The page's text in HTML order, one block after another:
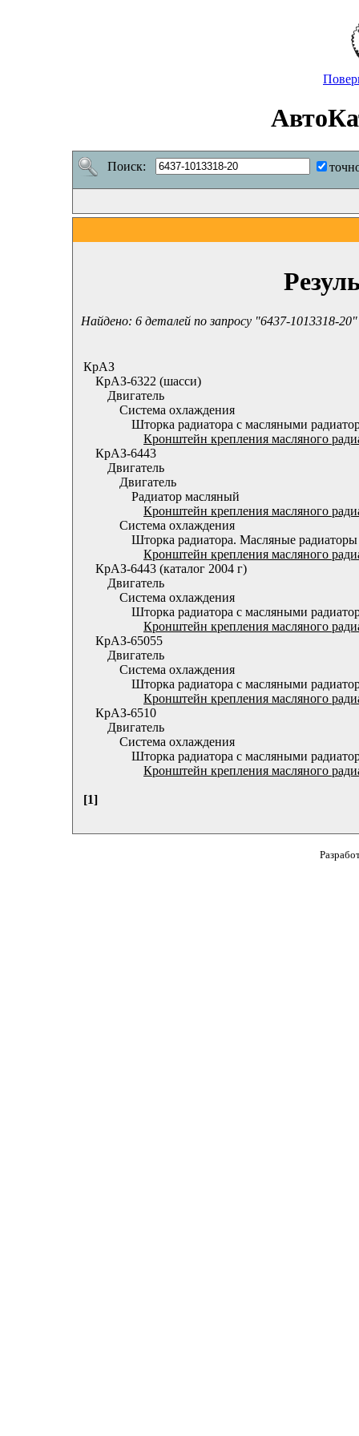
Поиск:
Найдено: 6 деталей по запросу "6437-1013318-20"
КрАЗ
КрАЗ-6322 (шасси)
Двигатель
Система охлаждения
Шторка радиатора с масляными
Кронштейн крепления масляного
КрАЗ-6443
Двигатель
Двигатель
Радиатор масляный
Кронштейн крепления масляного
Система охлаждения
Шторка радиатора. Масляные радиаторы
Кронштейн крепления масляного
КрАЗ-6443 (каталог 2004 г)
Двигатель
Система охлаждения
Шторка радиатора с масляными
Кронштейн крепления масляного
КрАЗ-65055
Двигатель
Система охлаждения
Шторка радиатора с масляными
Кронштейн крепления масляного
КрАЗ-6510
Двигатель
Система охлаждения
Шторка радиатора с масляными
Кронштейн крепления масляного
[1]